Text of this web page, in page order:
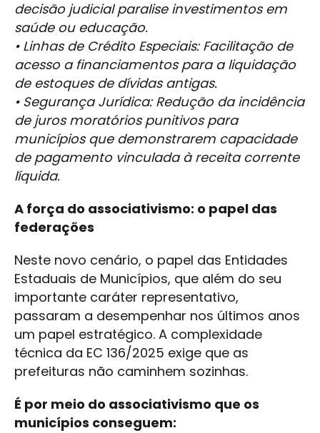
decisão judicial paralise investimentos em
saúde ou educação.
• Linhas de Crédito Especiais: Facilitação de
acesso a financiamentos para a liquidação
de estoques de dívidas antigas.
• Segurança Jurídica: Redução da incidência
de juros moratórios punitivos para
municípios que demonstrarem capacidade
de pagamento vinculada à receita corrente
líquida.
A força do associativismo: o papel das
federações
Neste novo cenário, o papel das Entidades
Estaduais de Municípios, que além do seu
importante caráter representativo,
passaram a desempenhar nos últimos anos
um papel estratégico. A complexidade
técnica da EC 136/2025 exige que as
prefeituras não caminhem sozinhas.
É por meio do associativismo que os
municípios conseguem: